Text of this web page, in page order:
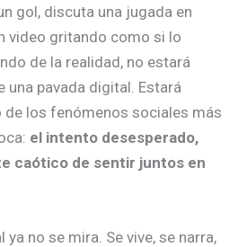
gol, discuta una jugada en
video gritando como si lo
de la realidad, no estará
una pavada digital. Estará
de los fenómenos sociales más
el intento desesperado,
caótico de sentir juntos en
ya no se mira. Se vive, se narra,